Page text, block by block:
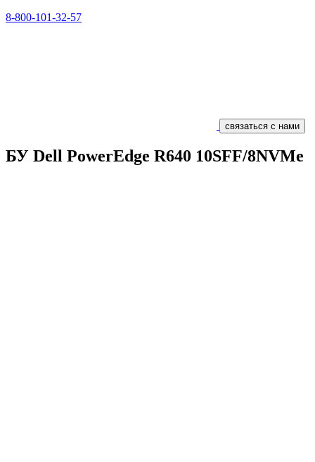
8-800-101-32-57
связаться с нами
БУ Dell PowerEdge R640 10SFF/8NVMe